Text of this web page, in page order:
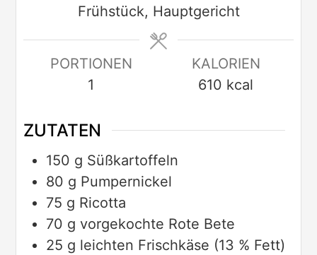
Frühstück, Hauptgericht
PORTIONEN
1
KALORIEN
610 kcal
ZUTATEN
150 g Süßkartoffeln
80 g Pumpernickel
75 g Ricotta
70 g vorgekochte Rote Bete
25 g leichten Frischkäse (13 % Fett)